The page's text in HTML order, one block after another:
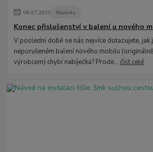
08.07.2023 Novinky
Konec příslušenství v balení u nového
V poslední době se nás nejvíce dotazujete, jak
neporušeném balení nového mobilu
výrobcem) chybí nabíječka? Prode...číst celé